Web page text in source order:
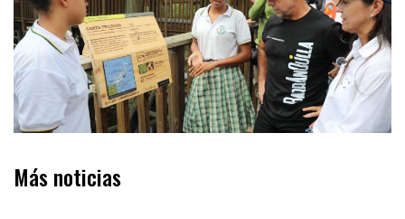
Más noticias